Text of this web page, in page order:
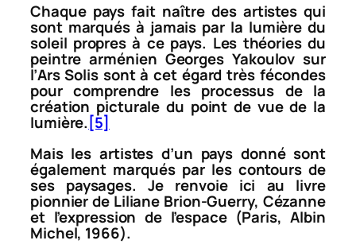
Chaque pays fait naître des artistes qui
sont marqués à jamais par la lumière du
soleil propres à ce pays. Les théories du
peintre arménien Georges Yakoulov sur
l’Ars Solissont à cet égard très fécondes
pour comprendre les processus de la
création picturale du point de vue de la
lumière.[5]
Mais les artistes d’un pays donné sont
également marqués par les contours de
ses paysages. Je renvoie ici au livre
pionnier de Liliane Brion-Guerry, Cézanne
et l’expression de l’espace(Paris, Albin
Michel, 1966).